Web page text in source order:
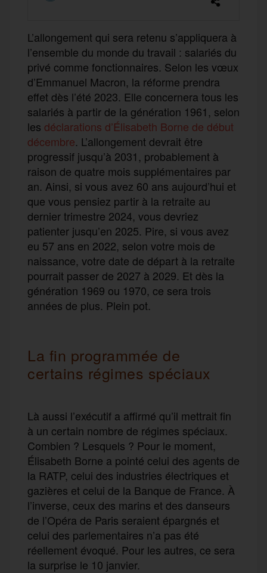
L’allongement qui sera retenu s’appliquera à
l’ensemble du monde du travail : salariés du
privé comme fonctionnaires. Selon les vœux
d’Emmanuel Macron, la réforme prendra
effet dès l’été 2023. Elle concernera tous les
salariés à partir de la génération 1961, selon
les déclarations d’Élisabeth Borne de début
décembre. L’allongement devrait être
progressif jusqu’à 2031, probablement à
raison de quatre mois supplémentaires par
an. Ainsi, si vous avez 60 ans aujourd’hui et
que vous pensiez partir à la retraite au
dernier trimestre 2024, vous devriez
patienter jusqu’en 2025. Pire, si vous avez
eu 57 ans en 2022, selon votre mois de
naissance, votre date de départ à la retraite
pourrait passer de 2027 à 2029. Et dès la
génération 1969 ou 1970, ce sera trois
années de plus. Plein pot.
La fin programmée de
certains régimes spéciaux
Là aussi l’exécutif a affirmé qu’il mettrait fin
à un certain nombre de régimes spéciaux.
Combien ? Lesquels ? Pour le moment,
Élisabeth Borne a pointé celui des agents de
la RATP, celui des industries électriques et
gazières et celui de la Banque de France. À
l’inverse, ceux des marins et des danseurs
de l’Opéra de Paris seraient épargnés et
celui des parlementaires n’a pas été
réellement évoqué. Pour les autres, ce sera
la surprise le 10 janvier.